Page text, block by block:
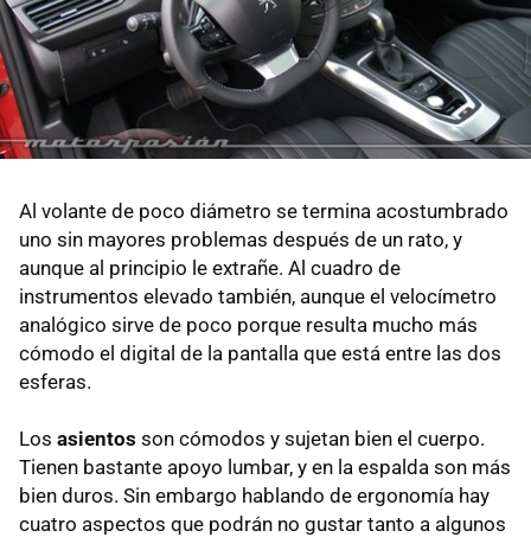
Al volante de poco diámetro se termina acostumbrado
uno sin mayores problemas después de un rato, y
aunque al principio le extrañe. Al cuadro de
instrumentos elevado también, aunque el velocímetro
analógico sirve de poco porque resulta mucho más
cómodo el digital de la pantalla que está entre las dos
esferas.
Los asientos son cómodos y sujetan bien el cuerpo.
Tienen bastante apoyo lumbar, y en la espalda son más
bien duros. Sin embargo hablando de ergonomía hay
cuatro aspectos que podrán no gustar tanto a algunos